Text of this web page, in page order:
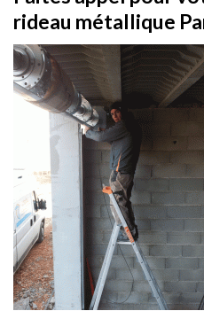
rideau métallique